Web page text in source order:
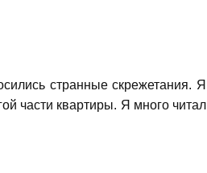
странные скрежетания. Я
части квартиры. Я много читал